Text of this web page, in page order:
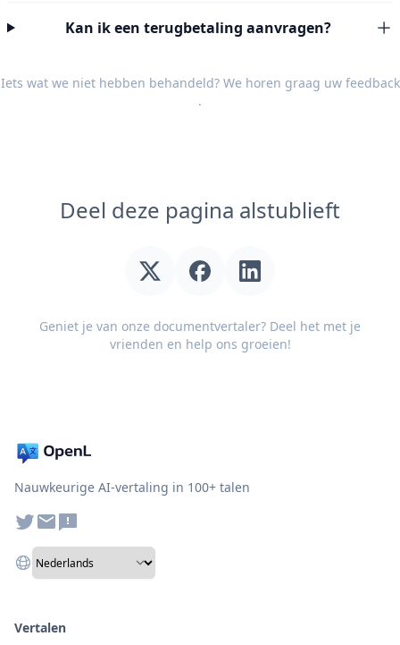
Kan ik een terugbetaling aanvragen?
Iets wat we niet hebben behandeld? We horen graag uw feedback
.
Deel deze pagina alstublieft
Geniet je van onze documentvertaler? Deel het met je
vrienden en help ons groeien!
Nauwkeurige AI-vertaling in 100+ talen
Vertalen